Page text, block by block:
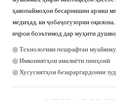
ҳавопаймоҳои бесарнишин арзиш
медиҳад, ки ҷобаҷогузории
иҷрои боэътимод дар муҳити
◎ Технологияи пешрафтаи
◎ Имкониятҳои амалиёти пинҳонӣ
◎ Хусусиятҳои безараргардонии зуд